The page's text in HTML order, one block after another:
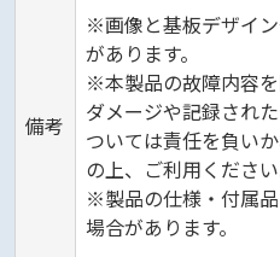
備考
※画像と基板デザイ
があります。
※本製品の故障内容
ダメージや記録され
ついては責任を負い
の上、ご利用ください
※製品の仕様・付属
場合があります。